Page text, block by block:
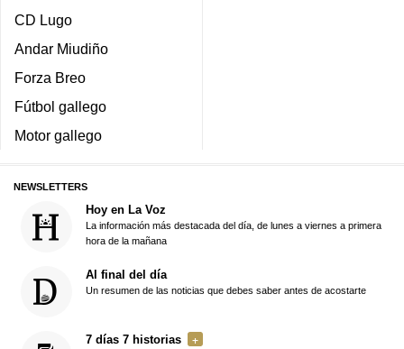
CD Lugo
Andar Miudiño
Forza Breo
Fútbol gallego
Motor gallego
NEWSLETTERS
Hoy en La Voz
La información más destacada del día, de lunes a viernes a primera
hora de la mañana
Al final del día
Un resumen de las noticias que debes saber antes de acostarte
7 días 7 historias